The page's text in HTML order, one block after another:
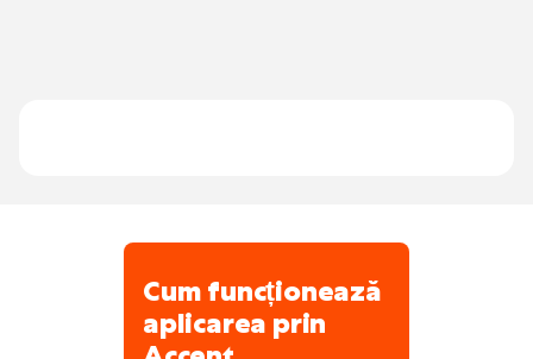
Cum funcționează
aplicarea prin